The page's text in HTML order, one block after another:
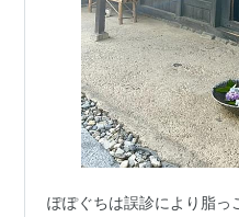
ぽぽぐちは誤診により脂っ